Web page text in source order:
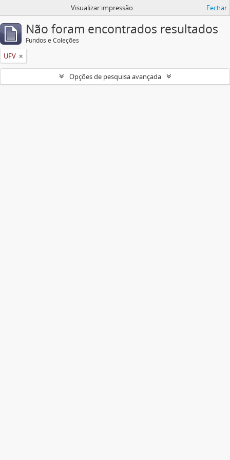
Visualizar impressão Fechar
Não foram encontrados resultados
Fundos e Coleções
UFV
Opções de pesquisa avançada